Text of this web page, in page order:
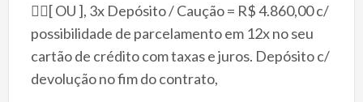
👉🏻[ OU ], 3x Depósito / Caução = R$ 4.860,00 c/
possibilidade de parcelamento em 12x no seu
cartão de crédito com taxas e juros. Depósito c/
devolução no fim do contrato,